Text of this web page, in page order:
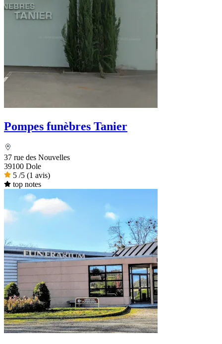
Pompes funèbres Tanier
37 rue des Nouvelles
39100 Dole
5 /5 (1 avis)
top notes